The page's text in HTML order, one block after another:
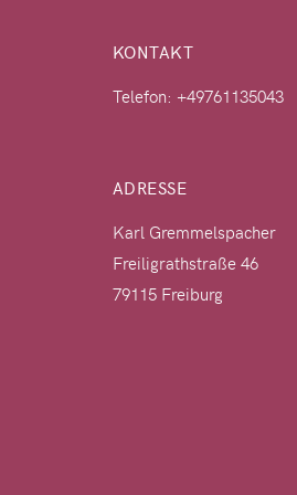
KONTAKT
Telefon: +49761135043
ADRESSE
Karl Gremmelspacher
Freiligrathstraße 46
79115 Freiburg